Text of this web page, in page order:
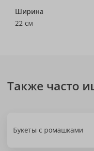
Ширина
22 см
Также часто
Букеты с ромашками